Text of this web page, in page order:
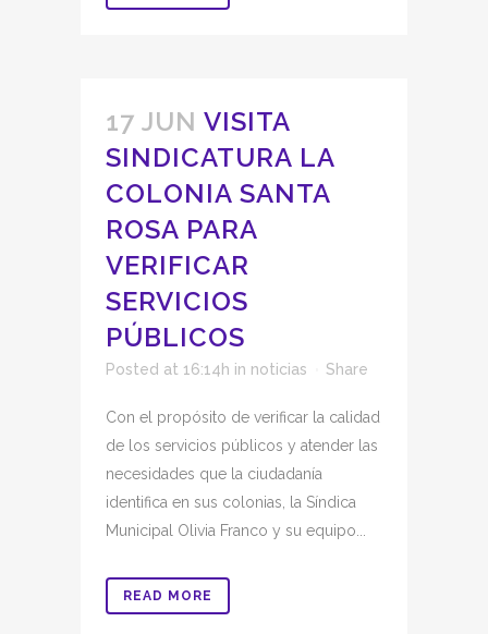
17 JUN VISITA
SINDICATURA LA
COLONIA SANTA
ROSA PARA
VERIFICAR
SERVICIOS
PÚBLICOS
Posted at 16:14h in noticias Share
Con el propósito de verificar la calidad
de los servicios públicos y atender las
necesidades que la ciudadanía
identifica en sus colonias, la Síndica
Municipal Olivia Franco y su equipo...
READ MORE